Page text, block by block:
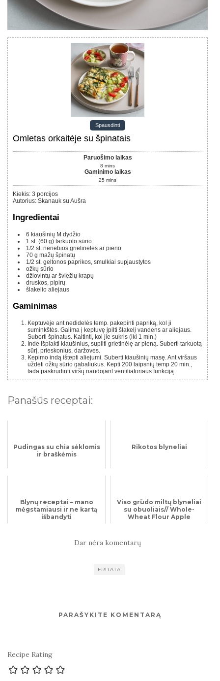
Spausdinti
Omletas orkaitėje su špinatais
Paruošimo laikas
8 mins
Gaminimo laikas
25 mins
Kiekis: 3 porcijos
Autorius: Skanauk su Aušra
Ingredientai
6 kiaušinių M dydžio
1 st. (60 g) tarkuoto sūrio
1/2 st. neriebios grietinėlės ar pieno
70 g mažų špinatų
1/2 st. geltonos paprikos, smulkiai supjaustytos
ožkų sūrio
džiovintų ar šviežių krapų
druskos, pipirų
šlakelio aliejaus
Gaminimas
Keptuvėje ant nedidelės temp. pakepinti papriką, kol ji
suminkštės. Galima į keptuvę įpilti šlakelį vandens ar aliejaus.
Suberti špinatus. Kaitinti, kol jie sukris (iki 1 min.)
Inde išplakti kiaušinius, supilti grietinėlę ar pieną. Suberti tarkuotą
sūrį, prieskonius, daržoves.
Kepimo indą ištepti aliejumi. Suberti kiaušinių masę. Ant viršaus
uždėti ožkų sūrio gabaliukus. Kepti 200 laipsnių temp 20 min.,
tada paskrudinti viršų naudojant ventiliatoriaus funkciją.
Panašūs receptai:
Pudingas su chia sėklomis
ir braškėmis
Rikotos blyneliai
Blynų receptai – mano
mėgstamiausi ir ne kartą
išbandyti
Viso grūdo miltų blyneliai
su obuoliais// Whole-
Wheat Flour Apple
Dar nėra komentarų
FRITATA
PARAŠYKITE KOMENTARĄ
Recipe Rating